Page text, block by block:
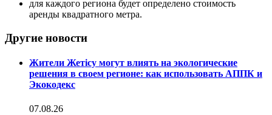
для каждого региона будет определено стоимость
аренды квадратного метра.
Другие новости
Жители Жетісу могут влиять на экологические
решения в своем регионе: как использовать АППК и
Экокодекс
07.08.26